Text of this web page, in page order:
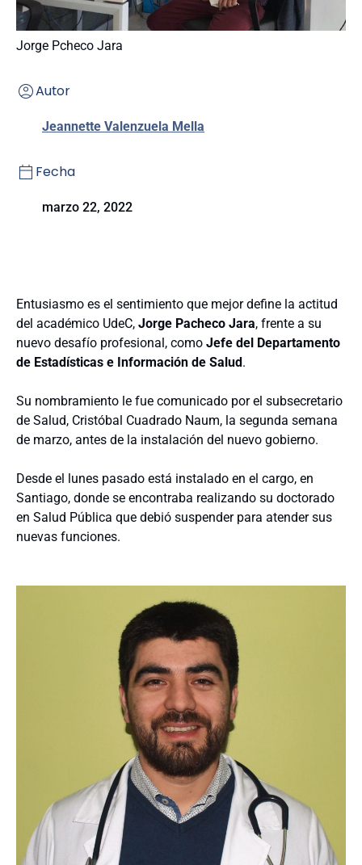
Jorge Pcheco Jara
Autor
Jeannette Valenzuela Mella
Fecha
marzo 22, 2022
Entusiasmo es el sentimiento que mejor define la actitud
del académico UdeC, Jorge Pacheco Jara, frente a su
nuevo desafío profesional, como Jefe del Departamento
de Estadísticas e Información de Salud.
Su nombramiento le fue comunicado por el subsecretario
de Salud, Cristóbal Cuadrado Naum, la segunda semana
de marzo, antes de la instalación del nuevo gobierno.
Desde el lunes pasado está instalado en el cargo, en
Santiago, donde se encontraba realizando su doctorado
en Salud Pública que debió suspender para atender sus
nuevas funciones.